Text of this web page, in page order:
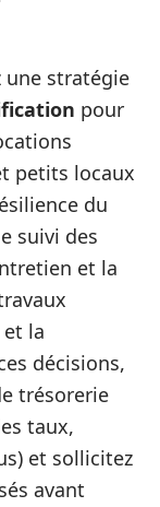
une stratégie
pour
petits locaux
du
suivi des
et la
la
décisions,
trésorerie
taux,
et sollicitez
avant